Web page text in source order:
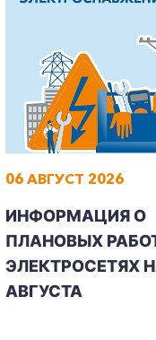
06 АВГУСТ 2026
ИНФОРМАЦИЯ О
ПЛАНОВЫХ
ЭЛЕКТРОСЕТЯХ
АВГУСТА